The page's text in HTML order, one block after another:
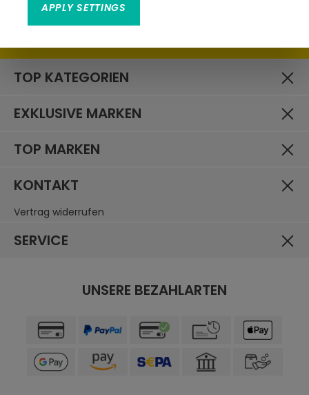
Ich habe dieDatenschutzbestimmungen
genommen und dieAGBgelesen und bin mit ihnen
TOP KATEGORIEN
EXKLUSIVE MARKEN
TOP MARKEN
KONTAKT
Vertrag widerrufen
SERVICE
UNSERE BEZAHLARTEN
APPLY SETTINGS